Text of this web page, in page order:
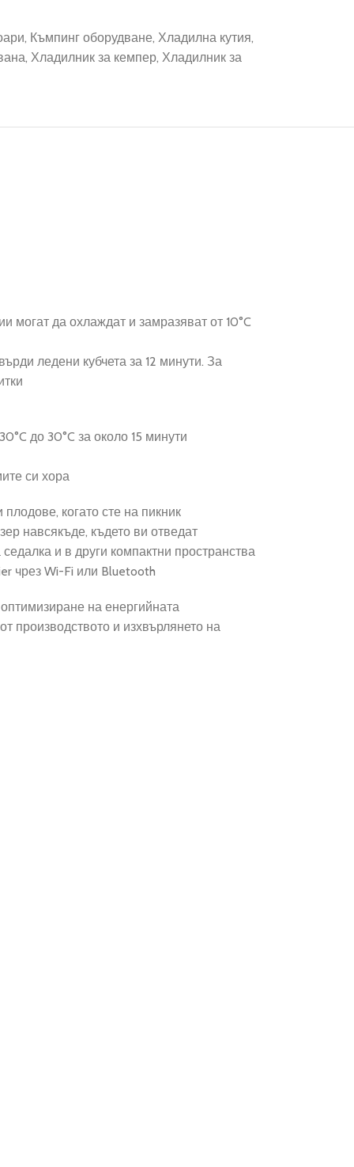
, Къмпинг оборудване, Хладилна кутия,
, Хладилник за кемпер, Хладилник за
могат да охлаждат и замразяват от 10°C
ледени кубчета за 12 минути. За
до 30°C за около 15 минути
си хора
когато сте на пикник
навсякъде, където ви отведат
и в други компактни пространства
чрез Wi-Fi или Bluetooth
на енергийната
производството и изхвърлянето на